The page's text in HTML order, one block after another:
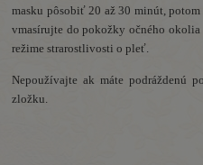
masku pôsobiť 20 až 30 minút,
vmasírujte do pokožky očného
režime strarostlivosti o pleť.
Nepoužívajte ak máte podráždenú
zložku.